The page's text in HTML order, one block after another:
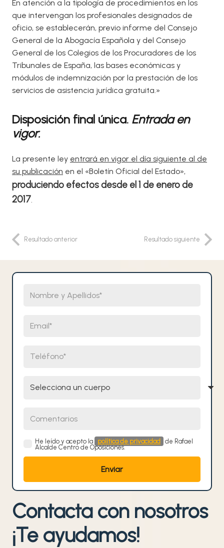
En atención a la tipología de procedimientos en los
que intervengan los profesionales designados de
oficio, se establecerán, previo informe del Consejo
General de la Abogacía Española y del Consejo
General de los Colegios de los Procuradores de los
Tribunales de España, las bases económicas y
módulos de indemnización por la prestación de los
servicios de asistencia jurídica gratuita.»
Disposición final única. Entrada en
vigor.
La presente ley entrará en vigor el día siguiente al de
su publicación en el «Boletín Oficial del Estado»,
produciendo efectos desde el 1 de enero de
2017.
Resultado anterior Resultado siguiente
He leído y acepto la política de privacidad
de Rafael
Alcalde Centro de Oposiciones.
Contacta con nosotros
¡Te ayudamos!